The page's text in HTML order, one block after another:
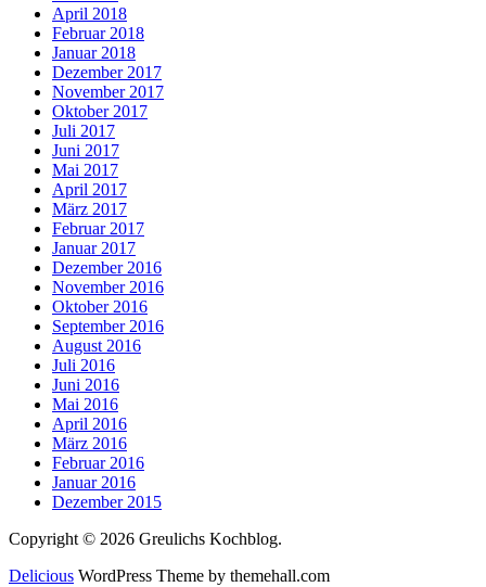
April 2018
Februar 2018
Januar 2018
Dezember 2017
November 2017
Oktober 2017
Juli 2017
Juni 2017
Mai 2017
April 2017
März 2017
Februar 2017
Januar 2017
Dezember 2016
November 2016
Oktober 2016
September 2016
August 2016
Juli 2016
Juni 2016
Mai 2016
April 2016
März 2016
Februar 2016
Januar 2016
Dezember 2015
Copyright © 2026 Greulichs Kochblog.
Delicious WordPress Theme by themehall.com